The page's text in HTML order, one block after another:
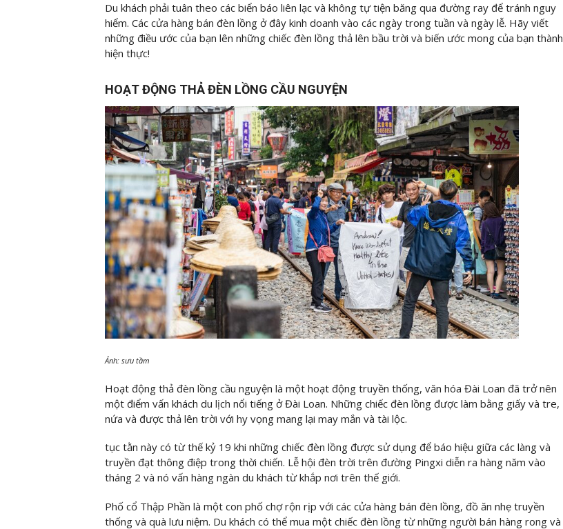
Du khách phải tuân theo các biển báo liên lạc và không tự tiện băng qua đường ray để tránh nguy
hiểm. Các cửa hàng bán đèn lồng ở đây kinh doanh vào các ngày trong tuần và ngày lễ. Hãy viết
những điều ước của bạn lên những chiếc đèn lồng thả lên bầu trời và biến ước mong của bạn thành
hiện thực!
HOẠT ĐỘNG THẢ ĐÈN LỒNG CẦU NGUYỆN
Ảnh: sưu tầm
Hoạt động thả đèn lồng cầu nguyện là một hoạt động truyền thống, văn hóa Đài Loan đã trở nên
một điểm vấn khách du lịch nổi tiếng ở Đài Loan. Những chiếc đèn lồng được làm bằng giấy và tre,
nứa và được thả lên trời với hy vọng mang lại may mắn và tài lộc.
tục tằn này có từ thế kỷ 19 khi những chiếc đèn lồng được sử dụng để báo hiệu giữa các làng và
truyền đạt thông điệp trong thời chiến. Lễ hội đèn trời trên đường Pingxi diễn ra hàng năm vào
tháng 2 và nó vấn hàng ngàn du khách từ khắp nơi trên thế giới.
Phố cổ Thập Phần là một con phố chợ rộn rịp với các cửa hàng bán đèn lồng, đồ ăn nhẹ truyền
thống và quà lưu niệm. Du khách có thể mua một chiếc đèn lồng từ những người bán hàng rong và